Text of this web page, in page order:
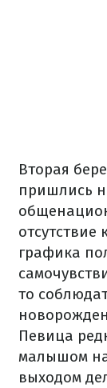
Вторая
пришлись
графика
то
Певица
малышом
выходом